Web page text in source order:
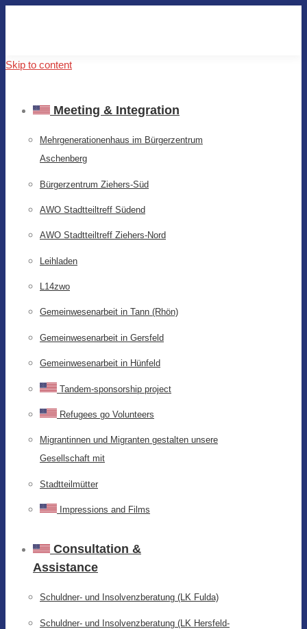
Skip to content
Meeting & Integration
Mehrgenerationenhaus im Bürgerzentrum
Aschenberg
Bürgerzentrum Ziehers-Süd
AWO Stadtteiltreff Südend
AWO Stadtteiltreff Ziehers-Nord
Leihladen
L14zwo
Gemeinwesenarbeit in Tann (Rhön)
Gemeinwesenarbeit in Gersfeld
Gemeinwesenarbeit in Hünfeld
Tandem-sponsorship project
Refugees go Volunteers
Migrantinnen und Migranten gestalten unsere
Gesellschaft mit
Stadtteilmütter
Impressions and Films
Consultation &
Assistance
Schuldner- und Insolvenzberatung (LK Fulda)
Schuldner- und Insolvenzberatung (LK Hersfeld-